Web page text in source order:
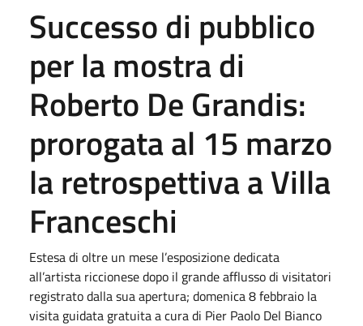
Successo di pubblico
per la mostra di
Roberto De Grandis:
prorogata al 15 marzo
la retrospettiva a Villa
Franceschi
Estesa di oltre un mese l’esposizione dedicata
all’artista riccionese dopo il grande afflusso di visitatori
registrato dalla sua apertura; domenica 8 febbraio la
visita guidata gratuita a cura di Pier Paolo Del Bianco